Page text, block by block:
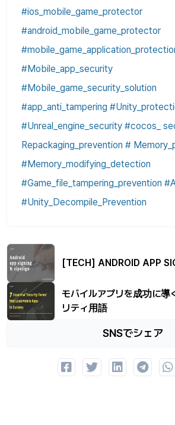
#ios_mobile_game_protector
#android_mobile_game_protector
#Mobile_app_security
#Mobile_game_security_solution
#app_anti_tampering
#Unreal_engine_security #cocos_
Repackaging_prevention #
#Memory_modifying_detection
#Game_file_tampering_prevention
#Unity_Decompile_Prevention
[TECH] ANDROID APP
モバイルアプリを成功に導
リティ用語
SNSでシェア